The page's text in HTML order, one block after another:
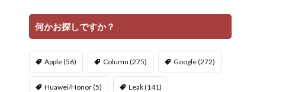
何かお探しですか？
Apple(56) Column (275) Google(272)
Huawei/Honor(5) Leak(141)